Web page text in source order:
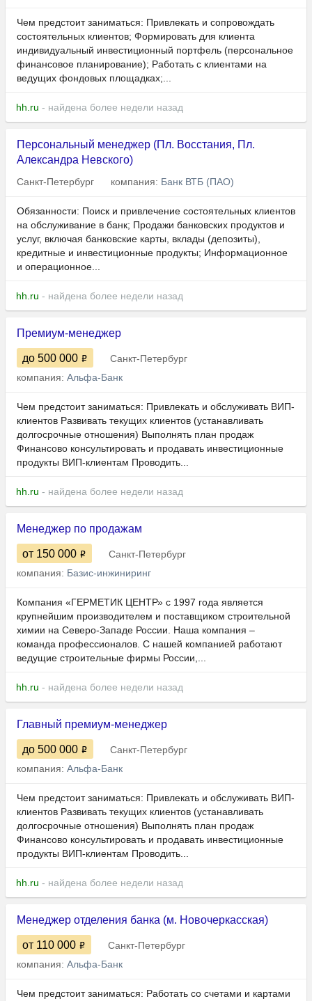
Чем предстоит заниматься: Привлекать и сопровождать
состоятельных клиентов; Формировать для клиента
индивидуальный инвестиционный портфель (персональное
финансовое планирование); Работать с клиентами на
ведущих фондовых площадках;...
hh.ru - найдена более недели назад
Персональный менеджер (Пл. Восстания, Пл.
Александра Невского)
Санкт-Петербург компания: Банк ВТБ (ПАО)
Обязанности: Поиск и привлечение состоятельных клиентов
на обслуживание в банк; Продажи банковских продуктов и
услуг, включая банковские карты, вклады (депозиты),
кредитные и инвестиционные продукты; Информационное
и операционное...
hh.ru - найдена более недели назад
Премиум-менеджер
до 500 000
Санкт-Петербург
компания: Альфа-Банк
Чем предстоит заниматься: Привлекать и обслуживать ВИП-
клиентов Развивать текущих клиентов (устанавливать
долгосрочные отношения) Выполнять план продаж
Финансово консультировать и продавать инвестиционные
продукты ВИП-клиентам Проводить...
hh.ru - найдена более недели назад
Менеджер по продажам
от 150 000
Санкт-Петербург
компания: Базис-инжиниринг
Компания «ГЕРМЕТИК ЦЕНТР» c 1997 года является
крупнейшим производителем и поставщиком строительной
химии на Северо-Западе России. Наша компания –
команда профессионалов. С нашей компанией работают
ведущие строительные фирмы России,...
hh.ru - найдена более недели назад
Главный премиум-менеджер
до 500 000
Санкт-Петербург
компания: Альфа-Банк
Чем предстоит заниматься: Привлекать и обслуживать ВИП-
клиентов Развивать текущих клиентов (устанавливать
долгосрочные отношения) Выполнять план продаж
Финансово консультировать и продавать инвестиционные
продукты ВИП-клиентам Проводить...
hh.ru - найдена более недели назад
Менеджер отделения банка (м. Новочеркасская)
от 110 000
Санкт-Петербург
компания: Альфа-Банк
Чем предстоит заниматься: Работать со счетами и картами